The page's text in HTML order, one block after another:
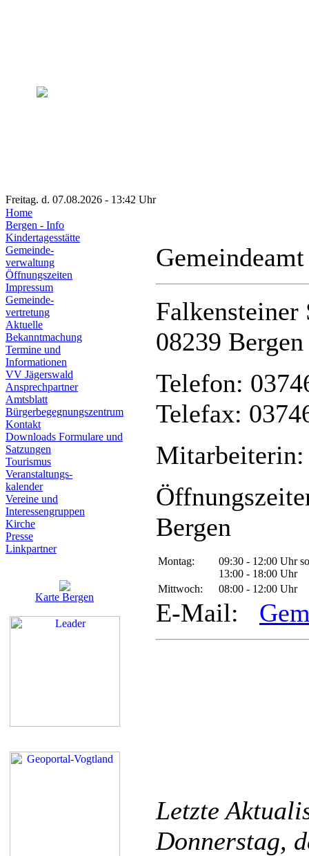
Freitag. d. 07.08.2026 - 13:42 Uhr
Home
Bergen - Info
Kindertagesstätte
Gemeinde-
verwaltung
Öffnungszeiten
Impressum
Gemeinde-
vertretung
Aktuelle
Bekanntmachung
Termine und
Informationen
VV Jägerswald
Ansprechpartner
Amtsblatt
Bürgerbegegnungszentrum
Kontakt
Downloads Formulare und
Satzungen
Tourismus
Veranstaltungs-
kalender
Vereine und
Interessen­gruppen
Kirche
Presse
Linkpartner
Karte Bergen
Falkensteiner
08239 Bergen
Telefon:
Telefax:
Mitarbeiterin:
Bergen
Montag:
09:30 - 12:00 Uhr
13:00 - 18:00 Uhr
Mittwoch:
08:00 - 12:00 Uhr
E-Mail:
Letzte
Donnerstag,